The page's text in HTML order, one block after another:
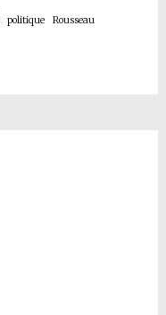
politique Rousseau